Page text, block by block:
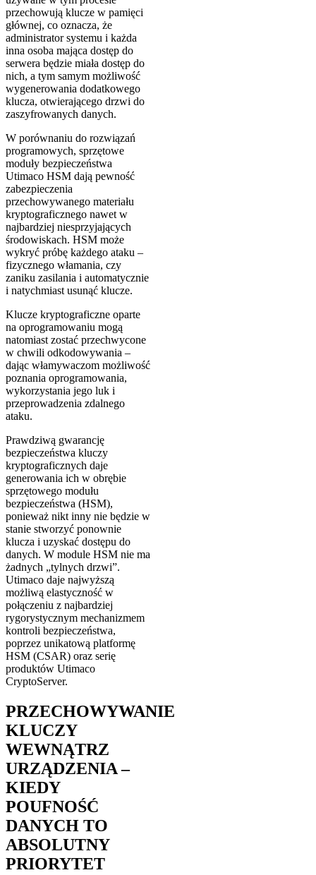
przechowują klucze w pamięci
głównej, co oznacza, że
administrator systemu i każda
inna osoba mająca dostęp do
serwera będzie miała dostęp do
nich, a tym samym możliwość
wygenerowania dodatkowego
klucza, otwierającego drzwi do
zaszyfrowanych danych.
W porównaniu do rozwiązań
programowych, sprzętowe
moduły bezpieczeństwa
Utimaco HSM dają pewność
zabezpieczenia
przechowywanego materiału
kryptograficznego nawet w
najbardziej niesprzyjających
środowiskach. HSM może
wykryć próbę każdego ataku –
fizycznego włamania, czy
zaniku zasilania i automatycznie
i natychmiast usunąć klucze.
Klucze kryptograficzne oparte
na oprogramowaniu mogą
natomiast zostać przechwycone
w chwili odkodowywania –
dając włamywaczom możliwość
poznania oprogramowania,
wykorzystania jego luk i
przeprowadzenia zdalnego
ataku.
Prawdziwą gwarancję
bezpieczeństwa kluczy
kryptograficznych daje
generowania ich w obrębie
sprzętowego modułu
bezpieczeństwa (HSM),
ponieważ nikt inny nie będzie w
stanie stworzyć ponownie
klucza i uzyskać dostępu do
danych. W module HSM nie ma
żadnych „tylnych drzwi”.
Utimaco daje najwyższą
możliwą elastyczność w
połączeniu z najbardziej
rygorystycznym mechanizmem
kontroli bezpieczeństwa,
poprzez unikatową platformę
HSM (CSAR) oraz serię
produktów Utimaco
CryptoServer.
PRZECHOWYWANIE
KLUCZY
WEWNĄTRZ
URZĄDZENIA –
KIEDY
POUFNOŚĆ
DANYCH TO
ABSOLUTNY
PRIORYTET